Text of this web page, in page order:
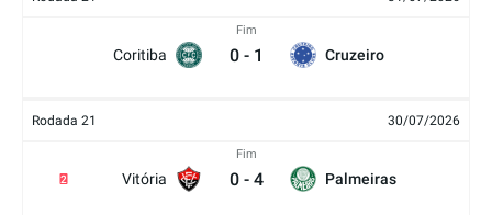
Coritiba
Fim
0 - 1 Cruzeiro
Rodada 21 30/07/2026
Vitória
2
Fim
0 - 4 Palmeiras